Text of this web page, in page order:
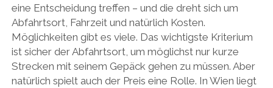
eine Entscheidung treffen – und die dreht sich um
Abfahrtsort, Fahrzeit und natürlich Kosten.
Möglichkeiten gibt es viele. Das wichtigste Kriterium
ist sicher der Abfahrtsort, um möglichst nur kurze
Strecken mit seinem Gepäck gehen zu müssen. Aber
natürlich spielt auch der Preis eine Rolle. In Wien liegt